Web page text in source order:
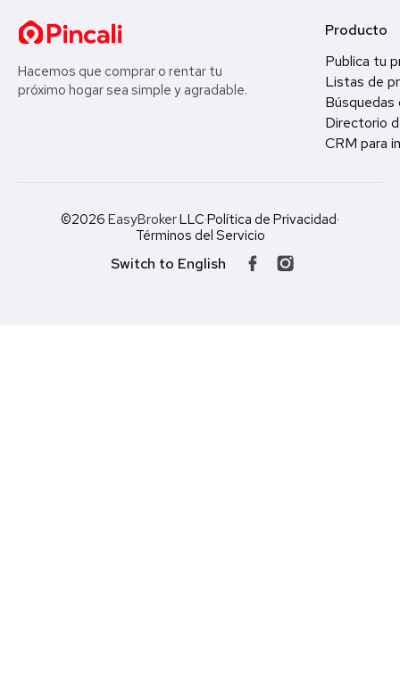
Hacemos que comprar o rentar tu
próximo hogar sea simple y agradable.
Producto
Publica tu
Listas de
Búsquedas
Directorio
CRM para
©2026 EasyBrokerLLC·Política de Privacidad·
Términos del Servicio
Switch to English